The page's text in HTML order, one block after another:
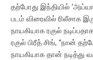
தற்போது இந்தியில்
படம் விரைவில் ரிலீசாக
நாயகியாக ரகுல்
ரகுல் பிரீத் சிங், “நான்
நாயகியாக தான் நடித்து